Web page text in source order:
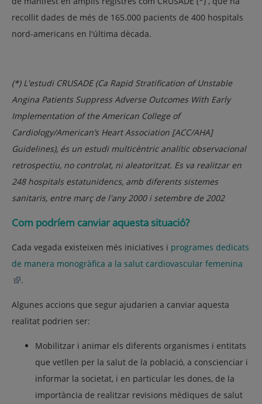
recollit dades de més de 165.000 pacients de 400 hospitals
nord-americans en l'última dècada.
(*) L'estudi CRUSADE (Ca Rapid Stratification of Unstable
Angina Patients Suppress Adverse Outcomes With Early
Implementation of the American College of
Cardiology/American’s Heart Association [ACC/AHA]
Guidelines), és un estudi multicèntric analític observacional
retrospectiu, no controlat, ni aleatoritzat. Es va realitzar en
248 hospitals estatunidencs, amb diferents sistemes
sanitaris, entre març de l'any 2000 i setembre de 2002
Com podríem canviar aquesta situació?
Cada vegada existeixen més iniciatives i programes dedicats
de manera monogràfica a la salut cardiovascular femenina
.
Algunes accions que segur ajudarien a canviar aquesta
realitat podrien ser:
Mobilitzar i animar els diferents organismes i entitats
que vetllen per la salut de la població, a conscienciar i
informar la societat, i en particular les dones, de la
importància de realitzar revisions mèdiques de salut